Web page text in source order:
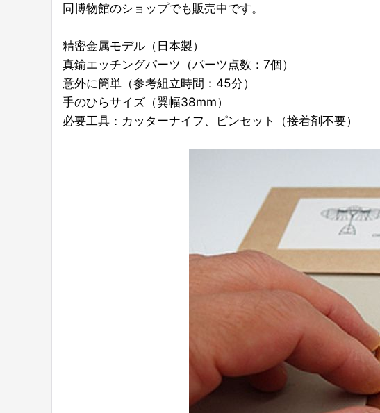
同博物館のショップでも販売中です。
精密金属モデル（日本製）
真鍮エッチングパーツ（パーツ点数：7個）
意外に簡単（参考組立時間：45分）
手のひらサイズ（翼幅38mm）
必要工具：カッターナイフ、ピンセット（接着剤不要）